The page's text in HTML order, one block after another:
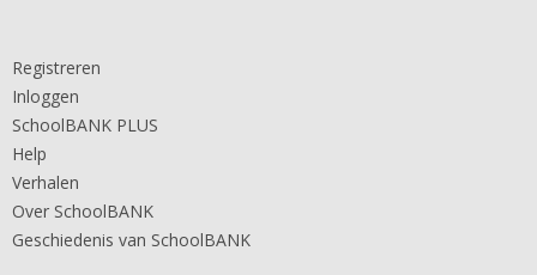
Registreren
Inloggen
SchoolBANK PLUS
Help
Verhalen
Over SchoolBANK
Geschiedenis van SchoolBANK